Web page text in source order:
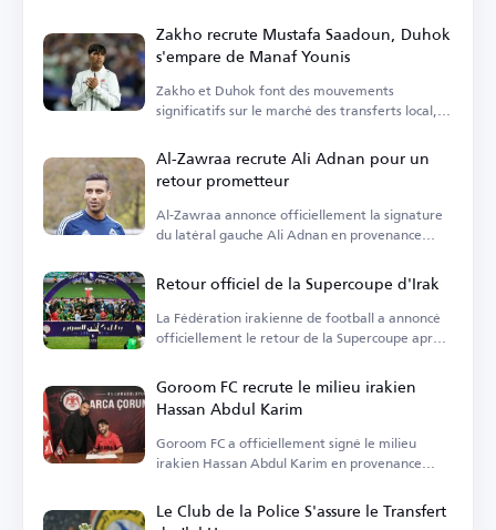
Zakho recrute Mustafa Saadoun, Duhok
s'empare de Manaf Younis
Zakho et Duhok font des mouvements
significatifs sur le marché des transferts local,
Al-Zawraa recrute Ali Adnan pour un
retour prometteur
Al-Zawraa annonce officiellement la signature
du latéral gauche Ali Adnan en provenance
Retour officiel de la Supercoupe d'Irak
La Fédération irakienne de football a annoncé
officiellement le retour de la Supercoupe après
Goroom FC recrute le milieu irakien
Hassan Abdul Karim
Goroom FC a officiellement signé le milieu
irakien Hassan Abdul Karim en provenance
Le Club de la Police S'assure le Transfert